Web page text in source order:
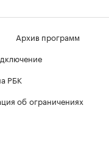
Архив программ
РБК
об ограничениях